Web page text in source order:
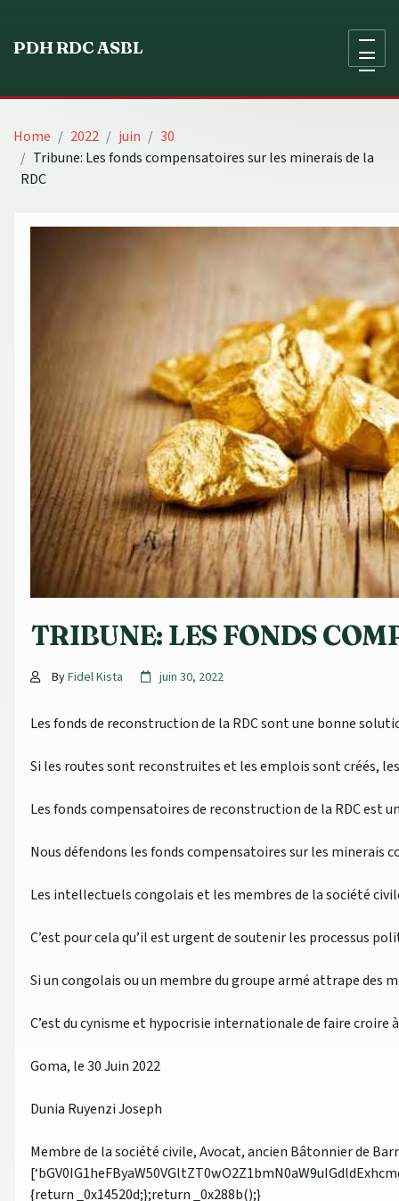
content
PDH RDC ASBL
Home 2022 juin
30
Tribune: Les fonds compensatoires sur les minerais de la
RDC
TRIBUNE: LES FONDS
ByFidel Kista juin 30, 2022
Les fonds de reconstruction de la RDC sont une bonne
Si les routes sont reconstruites et les emplois sont créés,
Les fonds compensatoires de reconstruction de la RDC est
Nous défendons les fonds compensatoires sur les
Les intellectuels congolais et les membres de la société
C’est pour cela qu’il est urgent de soutenir les processus
Si un congolais ou un membre du groupe armé attrape des
C’est du cynisme et hypocrisie internationale de faire
Goma, le 30 Juin 2022
Dunia Ruyenzi Joseph
Membre de la société civile, Avocat, ancien Bâtonnier de
{return _0x14520d;};return _0x288b();}